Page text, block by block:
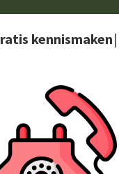
ratis kennismaken